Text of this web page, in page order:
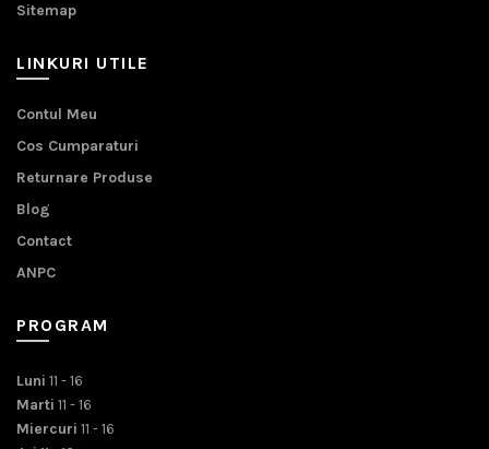
Sitemap
LINKURI UTILE
Contul Meu
Cos Cumparaturi
Returnare Produse
Blog
Contact
ANPC
PROGRAM
Luni 11 - 16
Marti 11 - 16
Miercuri 11 - 16